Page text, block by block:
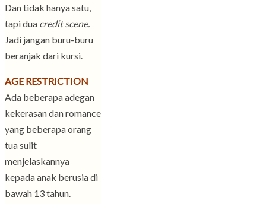
Dan tidak hanya satu,
tapi dua credit scene.
Jadi jangan buru-buru
beranjak dari kursi.
AGE RESTRICTION
Ada beberapa adegan
kekerasan dan romance
yang beberapa orang
tua sulit
menjelaskannya
kepada anak berusia di
bawah 13 tahun.